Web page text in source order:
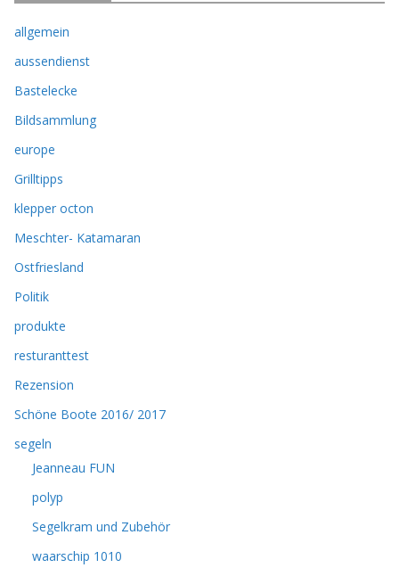
allgemein
aussendienst
Bastelecke
Bildsammlung
europe
Grilltipps
klepper octon
Meschter- Katamaran
Ostfriesland
Politik
produkte
resturanttest
Rezension
Schöne Boote 2016/ 2017
segeln
Jeanneau FUN
polyp
Segelkram und Zubehör
waarschip 1010